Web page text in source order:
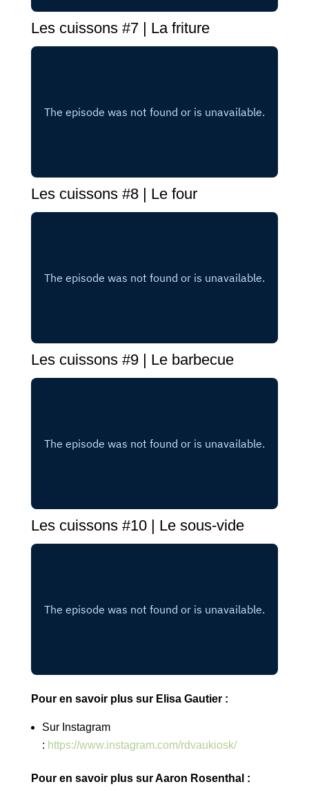
Les cuissons #7 | La friture
Les cuissons #8 | Le four
Les cuissons #9 | Le barbecue
Les cuissons #10 | Le sous-vide
Pour en savoir plus sur Elisa Gautier :
Sur Instagram
: https://www.instagram.com/rdvaukiosk/
Pour en savoir plus sur Aaron Rosenthal :